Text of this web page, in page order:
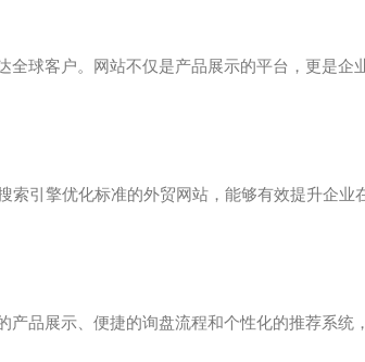
全球客户。网站不仅是产品展示的平台，更是企
引擎优化标准的外贸网站，能够有效提升企业
品展示、便捷的询盘流程和个性化的推荐系统